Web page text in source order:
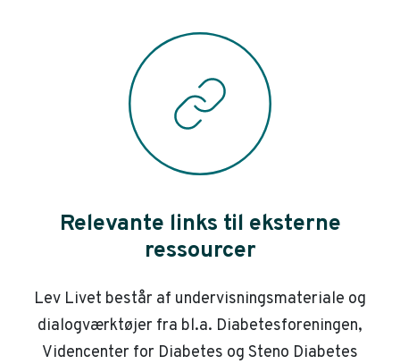
Relevante links til eksterne
ressourcer
Lev Livet består af undervisningsmateriale og
dialogværktøjer fra bl.a. Diabetesforeningen,
Videncenter for Diabetes og Steno Diabetes